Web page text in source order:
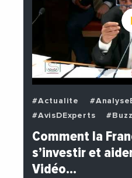
#Actualite
#AvisDExperts
#PhotosEtVideos
Comment la
s’investir et
Vidéo…